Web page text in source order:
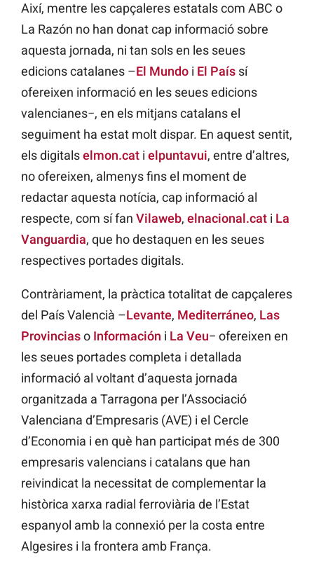
Així, mentre les capçaleres estatals com ABC o
La Razón no han donat cap informació sobre
aquesta jornada, ni tan sols en les seues
edicions catalanes –El Mundo i El País sí
ofereixen informació en les seues edicions
valencianes−, en els mitjans catalans el
seguiment ha estat molt dispar. En aquest sentit,
els digitalselmon.cat i elpuntavui, entre d’altres,
no ofereixen, almenys fins el moment de
redactar aquesta notícia, cap informació al
respecte, com sí fan Vilaweb, elnacional.cat i La
Vanguardia, que ho destaquen en les seues
respectives portades digitals.
Contràriament, la pràctica totalitat de capçaleres
del País Valencià –Levante, Mediterráneo, Las
Provinciaso Información i La Veu− ofereixen en
les seues portades completa i detallada
informació al voltant d’aquesta jornada
organitzada a Tarragona per l’Associació
Valenciana d’Empresaris (AVE) i el Cercle
d’Economia i en què han participat més de 300
empresaris valencians i catalans que han
reivindicat la necessitat de complementar la
històrica xarxa radial ferroviària de l’Estat
espanyol amb la connexió per la costa entre
Algesires i la frontera amb França.